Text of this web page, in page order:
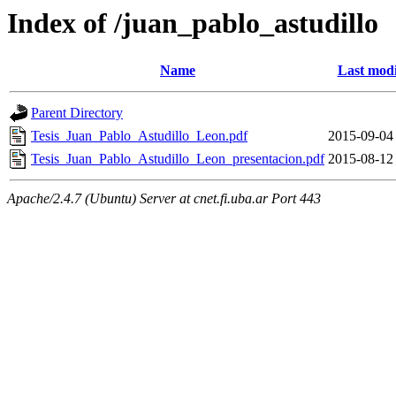
Index of /juan_pablo_astudillo
Name Last
Parent Directory
Tesis_Juan_Pablo_Astudillo_Leon.pdf
2015-09-
Tesis_Juan_Pablo_Astudillo_Leon_presentacion.pdf 2015-08-
Apache/2.4.7 (Ubuntu) Server at cnet.fi.uba.ar Port 443